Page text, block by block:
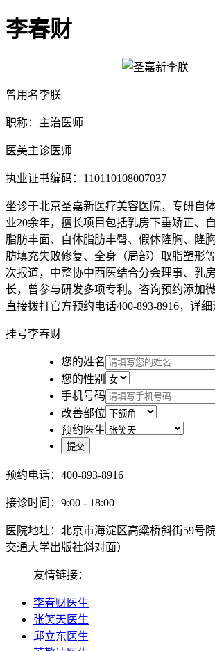
李春财
曾用名李朕
职称：主治医师
医美主诊医师
执业证书编码：110110108007037
坐诊于北京圣嘉新医疗美容医院，专研自
业20余年，擅长项目包括乳房下垂矫正、
脂肪丰面、自体脂肪丰臀、假体隆胸、隆
肪填充失败修复、全身（局部）取脂塑形
次报道，中整协中西医结合分会理事、乳
长，曾参与研发多项专利。咨询预约添加
直接拨打官方预约电话400-893-8916，详细
挂号李春财
您的姓名
您的性别
手机号码
改善部位
预约医生
提交
预约电话：400-893-8916
接诊时间：9:00 - 18:00
医院地址：北京市海淀区高粱桥斜街59号
交通大学出版社斜对面）
友情链接：
李春财医生
张笑天医生
邱立东医生